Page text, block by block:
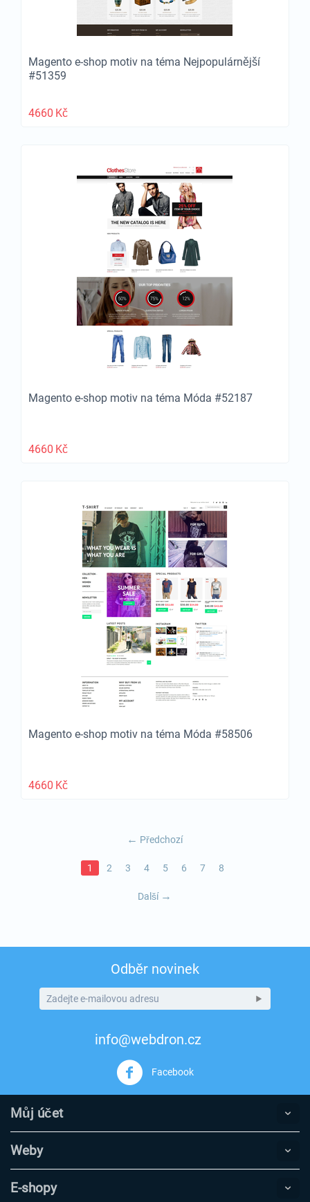
Magento e-shop motiv na téma Nejpopulárnější
#51359
4660 Kč
Magento e-shop motiv na téma Móda #52187
4660 Kč
Magento e-shop motiv na téma Móda #58506
4660 Kč
Předchozí
1 2 3 4 5 6 7 8
Další
Odběr novinek
info@webdron.cz
Facebook
Můj účet
Weby
E-shopy